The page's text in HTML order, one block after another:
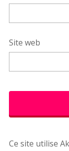
Site web
Ce site utilise